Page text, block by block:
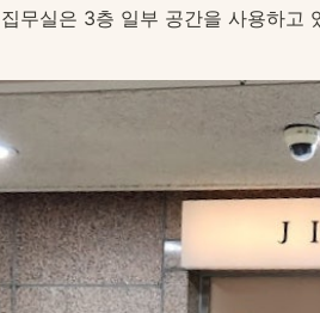
집무실은 3층 일부 공간을 사용하고